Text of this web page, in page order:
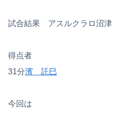
試合結果 アスルクラロ沼
得点者
31分濱 託巳
今回は